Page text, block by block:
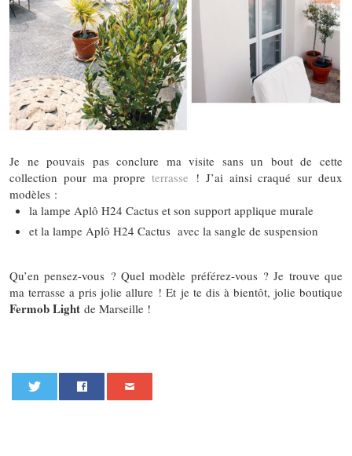
Je ne pouvais pas conclure ma visite sans un bout de cette
collection pour ma propreterrasse ! J’ai ainsi craqué sur deux
modèles :
la lampe Aplô H24 Cactus et son support applique murale
et la lampe Aplô H24 Cactus avec la sangle de suspension
Qu’en pensez-vous ? Quel modèle préférez-vous ? Je trouve que
ma terrasse a pris jolie allure ! Et je te dis à bientôt, jolie boutique
Fermob Light de Marseille !